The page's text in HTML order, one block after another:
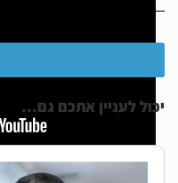
יכול לעניין אתכם גם...